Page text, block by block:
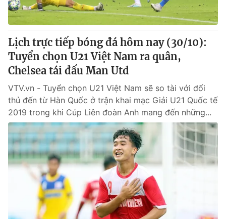
Lịch trực tiếp bóng đá hôm nay (30/10):
Tuyển chọn U21 Việt Nam ra quân,
Chelsea tái đấu Man Utd
VTV.vn - Tuyển chọn U21 Việt Nam sẽ so tài với đối
thủ đến từ Hàn Quốc ở trận khai mạc Giải U21 Quốc tế
2019 trong khi Cúp Liên đoàn Anh mang đến những...